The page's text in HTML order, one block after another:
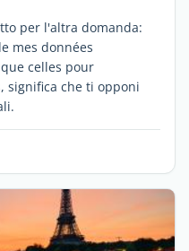
per l'altra domanda:
mes données
celles pour
significa che ti opponi